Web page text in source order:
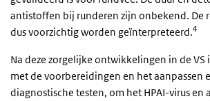
antistoffen bij runderen zijn onbekend. De
dus voorzichtig worden geïnterpreteerd.4
Na deze zorgelijke ontwikkelingen in de VS
met de voorbereidingen en het aanpassen
diagnostische testen, om het HPAI-virus